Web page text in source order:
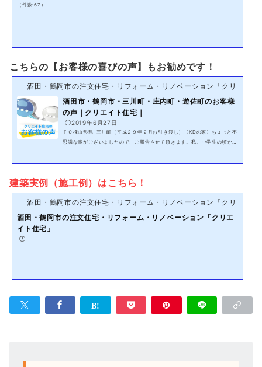
（件数:67）
こちらの【お客様の喜びの声】もお勧めです！
酒田・鶴岡市の注文住宅・リフォーム・リノベーション「クリエイト
酒田市・鶴岡市・三川町・庄内町・遊佐町のお客様
の声｜クリエイト住宅｜
🕒️2019年6月27日
ＴＯ様山形県-三川町（平成２９年２月お引き渡し）【KDの家】ちょっと不
思議な事がございましたので、ご報告させて頂きます。私、中学生の頃から
た家のフィルター等にそのような効果があるのか、私のような変化があった
方が過去にいらっしゃいましたでしょうか。この１年で何か変わった事とい
うと住居の変化しか思い...
建築実例（施工例）はこちら！
酒田・鶴岡市の注文住宅・リフォーム・リノベーション「クリエイト
酒田・鶴岡市の注文住宅・リフォーム・リノベーション「クリエ
イト住宅」
🕒️